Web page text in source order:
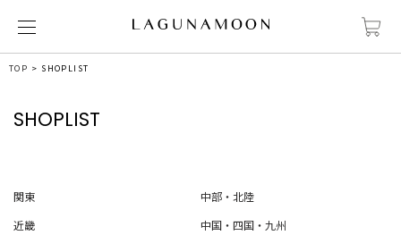
TOP SHOPLIST
SHOPLIST
関東
中部・北陸
近畿
中国・四国・九州